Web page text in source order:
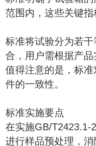
范围内，这些关键
标准将试验分为若
合，用户需根据产
值得注意的是，标
件的一致性。
标准实施要点
在实施GB/T2423.1-
进行样品预处理，